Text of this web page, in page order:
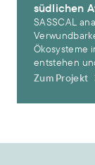
südlichen
SASSCAL
Ökosysteme
entstehen
Zum Projekt